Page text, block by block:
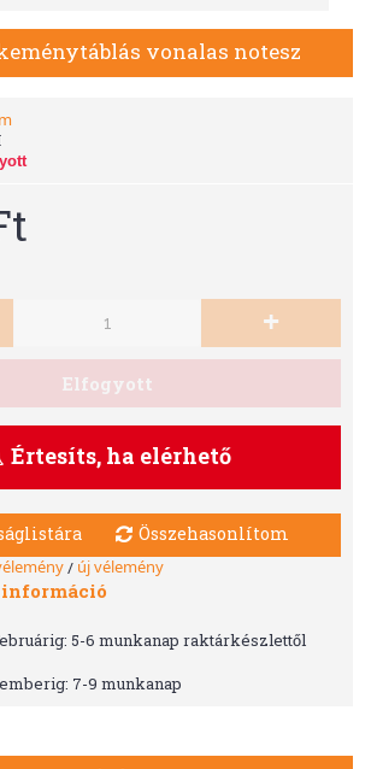
vonalas notesz
+
Elfogyott
Értesíts, ha elérhető
Összehasonlítom
/ új vélemény
5-6 munkanap raktárkészlettől
7-9 munkanap